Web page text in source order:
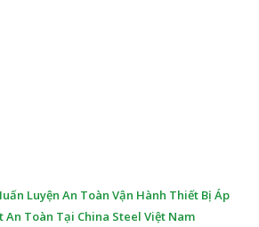
Luyện An Toàn Vận Hành Thiết Bị Áp
An Toàn Tại China Steel Việt Nam